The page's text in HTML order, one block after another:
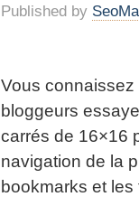
Published by
Vous
bloggeurs
carrés de 16×16
navigation de la
bookmarks et les